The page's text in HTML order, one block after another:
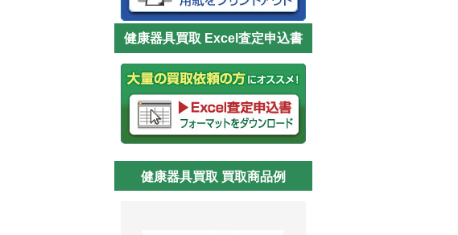
健康器具買取 Excel査定申込書
健康器具買取 買取商品例